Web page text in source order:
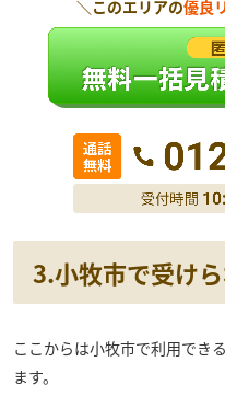
＼このエリアの優良
3.小牧市で受け
ここからは小牧市で利用でき
ます。